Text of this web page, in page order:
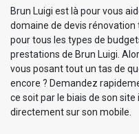
Brun Luigi est là pour vous
domaine de devis
pour tous les types de
prestations de Brun Luigi.
vous posant tout un tas de
encore ? Demandez
ce soit par le biais de son
directement sur son mobile.